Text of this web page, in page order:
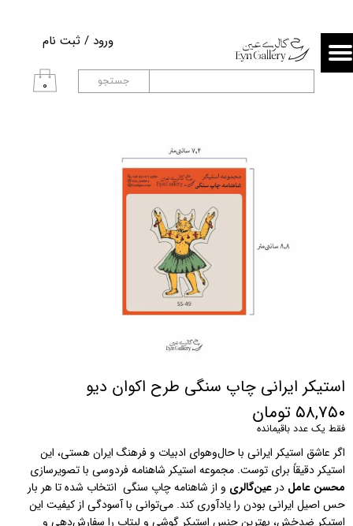
۰
ورود / ثبت نام
حساب کاربری من
تغییر گذر واژه
جستجو
استیکر ایرانی چاپ سنگی طرح اکوان دیو
۵۸,۷۵۰ تومان
فقط یک عدد باقیمانده
استیکر دقیقاً برای توست. مجموعه استیکر شاهنامه فردوسی با تصویرسازی
محسن عامل در عین‌گالری